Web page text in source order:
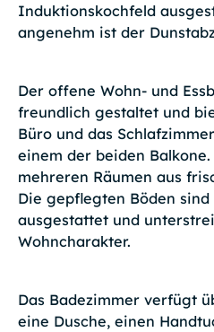
Induktionskochfeld
angenehm ist der
Der offene Wohn- und
freundlich gestaltet und
Büro und das
einem der beiden
mehreren Räumen aus
Die gepflegten Böden
ausgestattet und
Wohncharakter.
Das Badezimmer verfügt
eine Dusche, einen